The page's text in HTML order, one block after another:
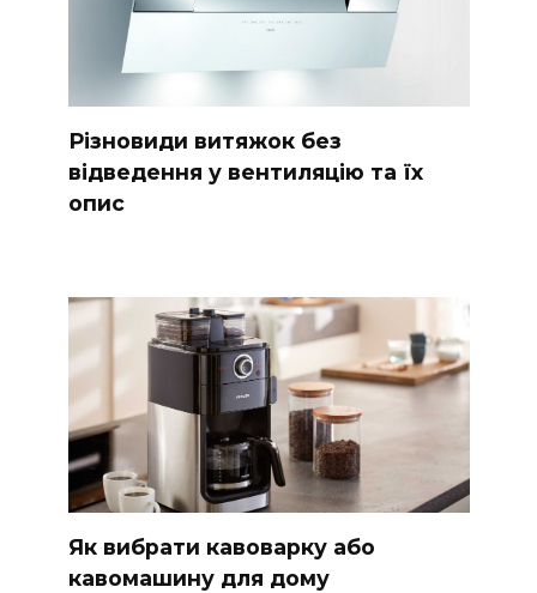
Різновиди витяжок без
відведення у вентиляцію та їх
опис
Як вибрати кавоварку або
кавомашину для дому